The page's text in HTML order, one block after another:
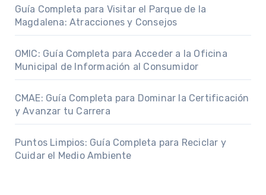
Guía Completa para Visitar el Parque de la
Magdalena: Atracciones y Consejos
OMIC: Guía Completa para Acceder a la Oficina
Municipal de Información al Consumidor
CMAE: Guía Completa para Dominar la Certificación
y Avanzar tu Carrera
Puntos Limpios: Guía Completa para Reciclar y
Cuidar el Medio Ambiente